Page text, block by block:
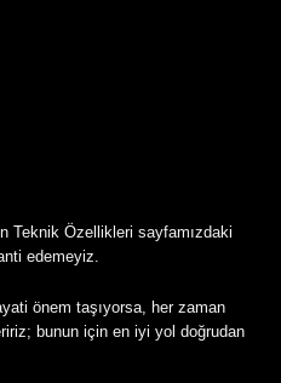
Teknik Özellikleri sayfamızdaki
edemeyiz.
önem taşıyorsa, her zaman
bunun için en iyi yol doğrudan